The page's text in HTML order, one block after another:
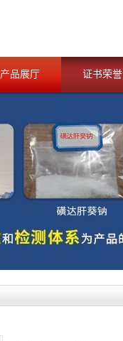
产品展厅 证书荣誉